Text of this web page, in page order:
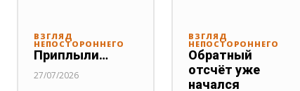
ВЗГЛЯД
НЕПОСТОРОННЕГО
Приплыли…
27/07/2026
ВЗГЛЯД
НЕПОСТОРОННЕГО
Обратный
отсчёт уже
начался